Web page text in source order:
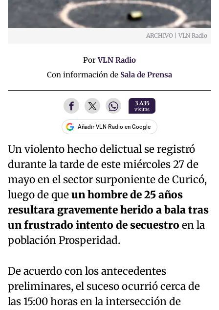
ARCHIVO | VLN Radio
PorVLN Radio
Con información de Sala de Prensa
3.435
visitas
Añadir VLN Radio en Google
Un violento hecho delictual se registró
durante la tarde de este miércoles 27 de
mayo en el sector surponiente de Curicó,
luego de queun hombre de 25 años
resultara gravemente herido a bala tras
un frustrado intento de secuestro en la
población Prosperidad.
De acuerdo con los antecedentes
preliminares, el suceso ocurrió cerca de
las 15:00 horas en la intersección de